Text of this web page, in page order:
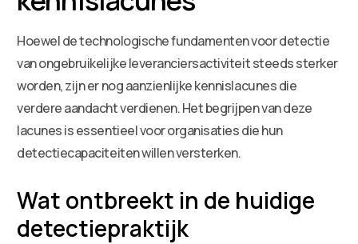
Hoewel de technologische fundamenten voor detectie
van ongebruikelijke leveranciersactiviteit steeds sterker
worden, zijn er nog aanzienlijke kennislacunes die
verdere aandacht verdienen. Het begrijpen van deze
lacunes is essentieel voor organisaties die hun
detectiecapaciteiten willen versterken.
Wat ontbreekt in de huidige
detectiepraktijk